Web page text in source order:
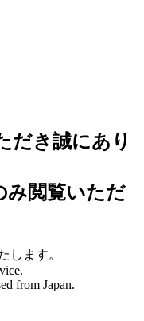
だき誠にあり
み閲覧いただ
します。
from Japan.